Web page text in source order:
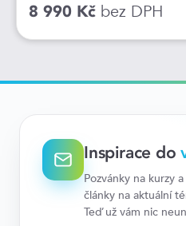
8 990 Kč bez DPH
Inspirace do
Pozvánky na kurzy
články na aktuální
Teď už vám nic